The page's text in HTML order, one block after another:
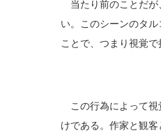
当たり前のことだが
い。このシーンのタ
ことで、つまり視覚
この行為によって視
けである。作家と観